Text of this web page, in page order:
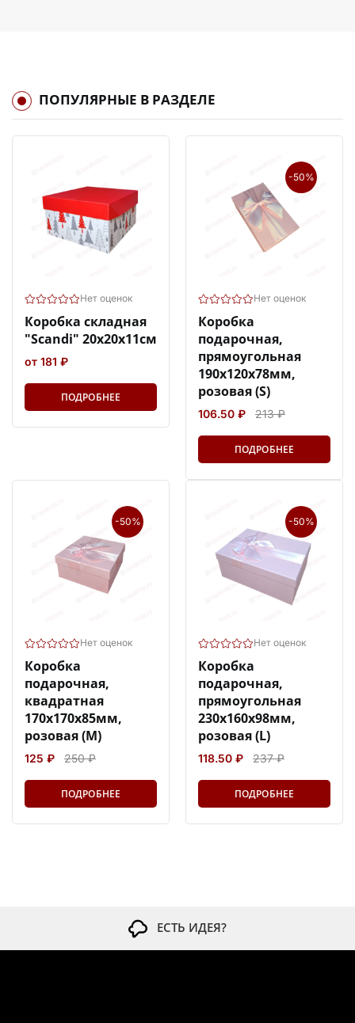
ПОПУЛЯРНЫЕ В РАЗДЕЛЕ
Нет оценок
Коробка складная
"Scandi" 20х20х11см
от 181 ₽
ПОДРОБНЕЕ
-50%
Нет оценок
Коробка
подарочная,
прямоугольная
190х120х78мм,
розовая (S)
106.50 ₽ 213 ₽
ПОДРОБНЕЕ
-50%
Нет оценок
Коробка
подарочная,
квадратная
170х170х85мм,
розовая (M)
125 ₽ 250 ₽
ПОДРОБНЕЕ
-50%
Нет оценок
Коробка
подарочная,
прямоугольная
230х160х98мм,
розовая (L)
118.50 ₽ 237 ₽
ПОДРОБНЕЕ
ЕСТЬ ИДЕЯ?